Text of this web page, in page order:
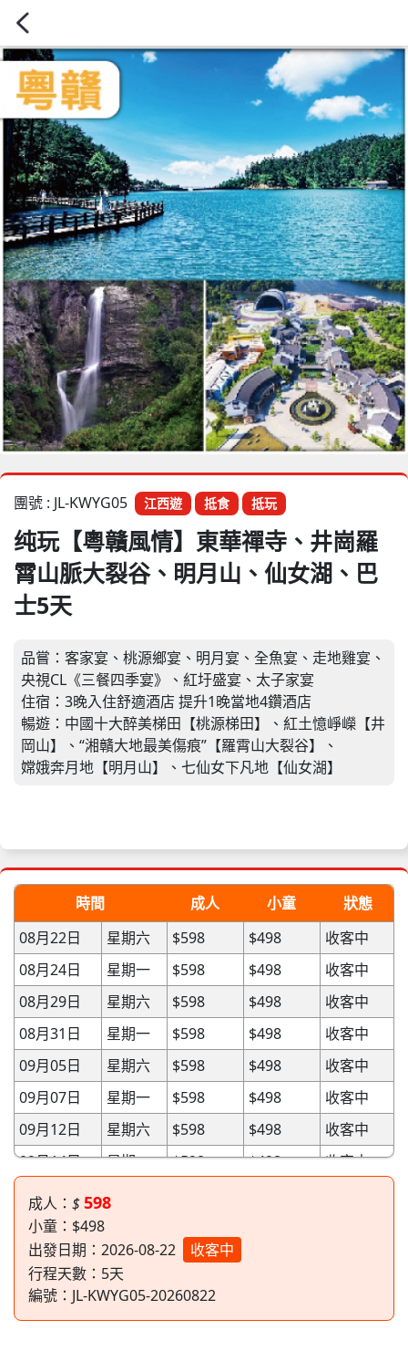
團號 : JL-KWYG05 江西遊 抵食 抵玩
纯玩【粵贛風情】東華禪寺、井崗羅
霄山脈大裂谷、明月山、仙女湖、巴
士5天
品嘗：客家宴、桃源鄉宴、明月宴、全魚宴、走地雞宴、
央視CL《三餐四季宴》、紅圩盛宴、太子家宴
住宿：3晚入住舒適酒店 提升1晚當地4鑽酒店
暢遊：中國十大醉美梯田【桃源梯田】、紅土憶崢嶸【井
岡山】、“湘贛大地最美傷痕”【羅霄山大裂谷】、
嫦娥奔月地【明月山】、七仙女下凡地【仙女湖】
時間 成人 小童
狀態
08月22日
星期六 $598 $498
收客中
08月24日
星期一 $598 $498
收客中
08月29日
星期六 $598 $498
收客中
08月31日
星期一 $598 $498
收客中
09月05日
星期六 $598 $498
收客中
09月07日
星期一 $598 $498
收客中
09月12日
星期六 $598 $498
收客中
09月14日
星期一 $598 $498
收客中
09月19日
星期六
09月21日
09月26日
星期六 $598
成人： $598
小童：$498
出發日期：2026-08-22
收客中
行程天數： 5天
編號： JL-KWYG05-20260822